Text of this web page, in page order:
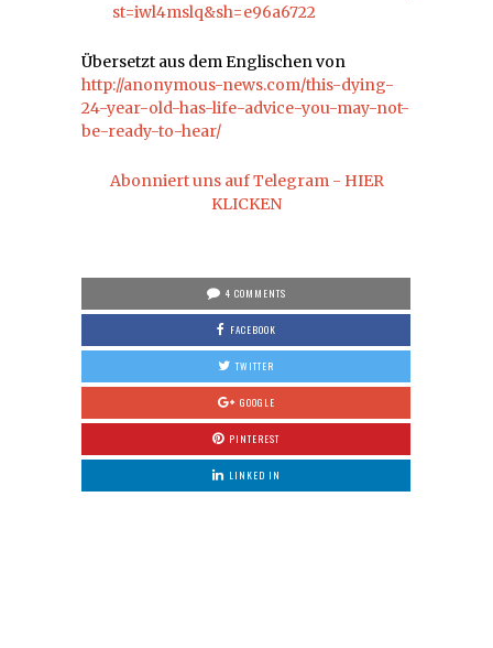
st=iwl4mslq&sh=e96a6722
Übersetzt aus dem Englischen von
http://anonymous-news.com/this-dying-
24-year-old-has-life-advice-you-may-not-
be-ready-to-hear/
Abonniert uns auf Telegram - HIER
KLICKEN
4 COMMENTS
FACEBOOK
TWITTER
GOOGLE
PINTEREST
LINKED IN